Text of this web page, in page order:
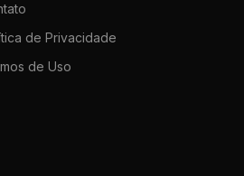
de Privacidade
de Uso